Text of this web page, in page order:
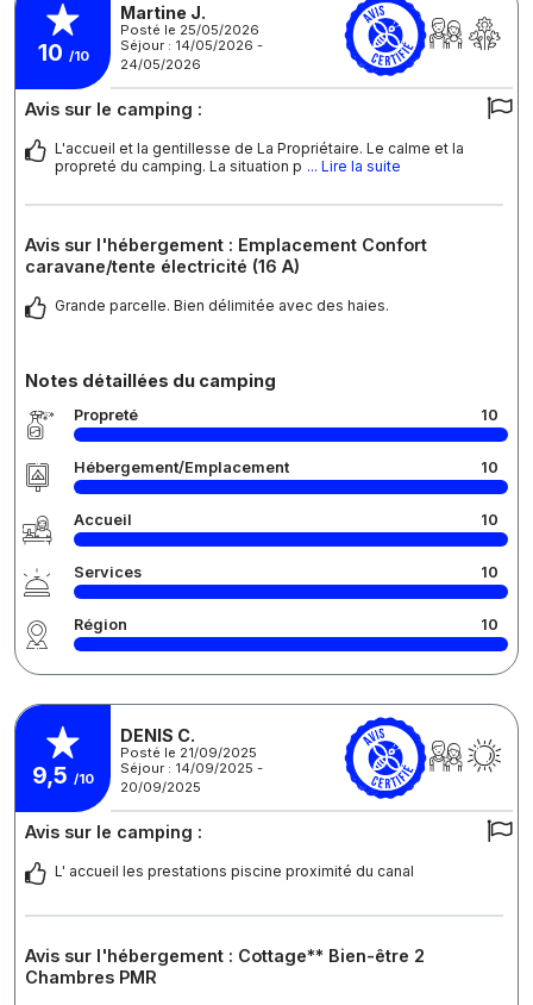
10 /10
Martine J.
Posté le 25/05/2026
Séjour : 14/05/2026 -
24/05/2026
Avis sur le camping :
L'accueil et la gentillesse de La Propriétaire. Le calme et la
propreté du camping. La situation p ... Lire la suite
Avis sur l'hébergement : Emplacement Confort
caravane/tente électricité (16 A)
Grande parcelle. Bien délimitée avec des haies.
Notes détaillées du camping
Propreté 10
Hébergement/Emplacement 10
Accueil 10
Services 10
Région 10
9,5 /10
DENIS C.
Posté le 21/09/2025
Séjour : 14/09/2025 -
20/09/2025
Avis sur le camping :
L' accueil les prestations piscine proximité du canal
Avis sur l'hébergement : Cottage** Bien-être 2
Chambres PMR